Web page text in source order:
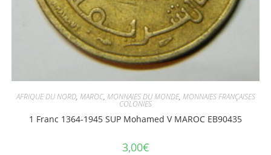
AFRIQUE DU NORD, MAROC, MONNAIES DU MONDE, MONNAIES FRANÇAISES
COLONIES
1 Franc 1364-1945 SUP Mohamed V MAROC EB90435
3,00€